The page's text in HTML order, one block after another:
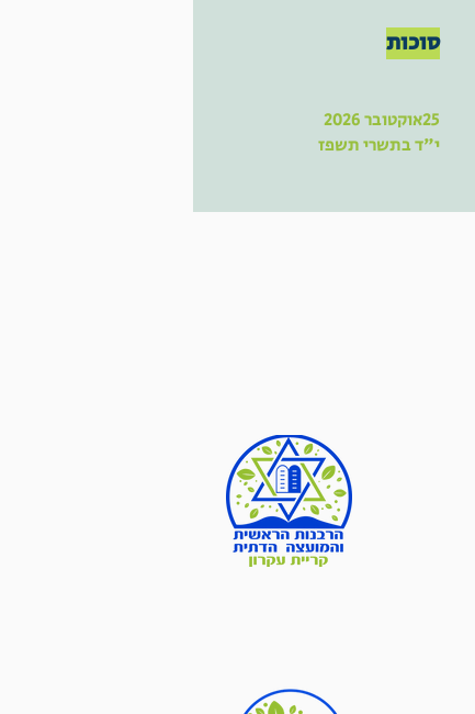
סוכות
25אוקטובר 2026
י"ד בתשרי תשפז